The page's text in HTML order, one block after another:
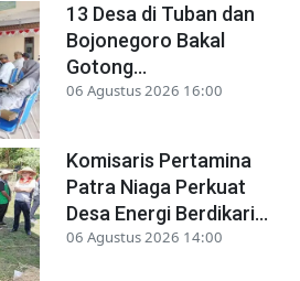
13 Desa di Tuban dan
Bojonegoro Bakal
Gotong...
06 Agustus 2026 16:00
Komisaris Pertamina
Patra Niaga Perkuat
Desa Energi Berdikari...
06 Agustus 2026 14:00